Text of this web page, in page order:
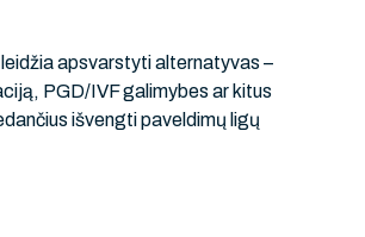
apsvarstyti alternatyvas –
PGD/IVF galimybes ar kitus
išvengti paveldimų ligų